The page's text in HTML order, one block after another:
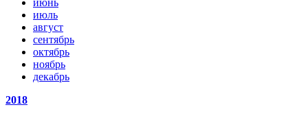
июль
август
сентябрь
октябрь
ноябрь
декабрь
2018